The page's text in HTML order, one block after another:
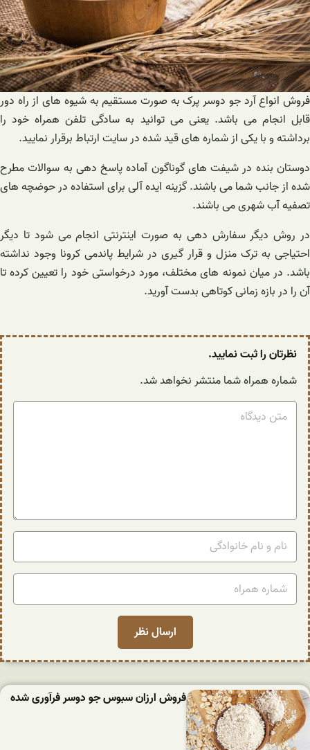
فروش انواع آرد جو دوسر پرک به صورت مستقیم به شیوه های از راه دور
قابل انجام می باشد. یعنی می توانید به سادگی تلفن همراه خود را
برداشته و با یکی از شماره های قید شده در سایت ارتباط برقرار نمایید.
دوستان بنده در شیفت های گوناگون آماده پاسخ دهی به سوالات مطرح
شده از جانب شما می باشند. گزینه ایده آلی برای استفاده در حوضچه های
تصفیه آب شهری می باشند.
در روش دیگر سفارش دهی به صورت اینترنتی انجام می شود تا دیگر
احتیاجی به ترک منزل و قرار گیری در شرایط پاندمی کرونا وجود نداشته
باشد. در میان نمونه های مختلف، مورد درخواستی خود را تعیین کرده تا
آن را در بازه زمانی کوتاهی بدست آورید.
نظرتان را ثبت نمایید.
شماره همراه شما منتشر نخواهد شد.
فروش ارزان سبوس جو دوسر فرآوری شده